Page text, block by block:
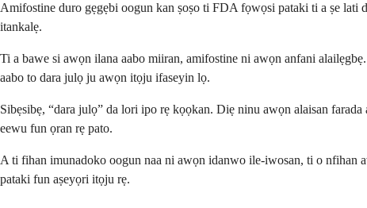
Amifostine duro gẹgẹbi oogun kan ṣoṣo ti FDA fọwọsi pataki ti a ṣe
itankalẹ.
Ti a bawe si awọn ilana aabo miiran, amifostine ni awọn anfani
aabo to dara julọ ju awọn itọju ifaseyin lọ.
Sibẹsibẹ, “dara julọ” da lori ipo rẹ kọọkan. Diẹ ninu awọn alaisan
eewu fun ọran rẹ pato.
A ti fihan imunadoko oogun naa ni awọn idanwo ile-iwosan, ti o
pataki fun aṣeyọri itọju rẹ.